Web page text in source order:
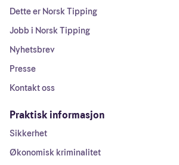
Dette er Norsk Tipping
Jobb i Norsk Tipping
Nyhetsbrev
Presse
Kontakt oss
Praktisk informasjon
Sikkerhet
Økonomisk kriminalitet